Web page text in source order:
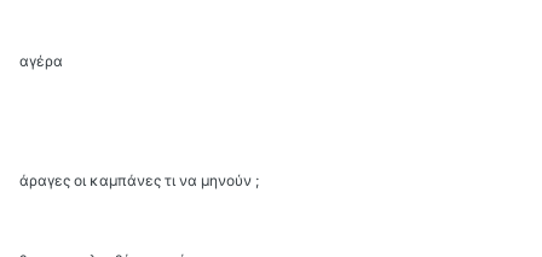
αγέρα
άραγες οι καμπάνες τι να μηνούν ;